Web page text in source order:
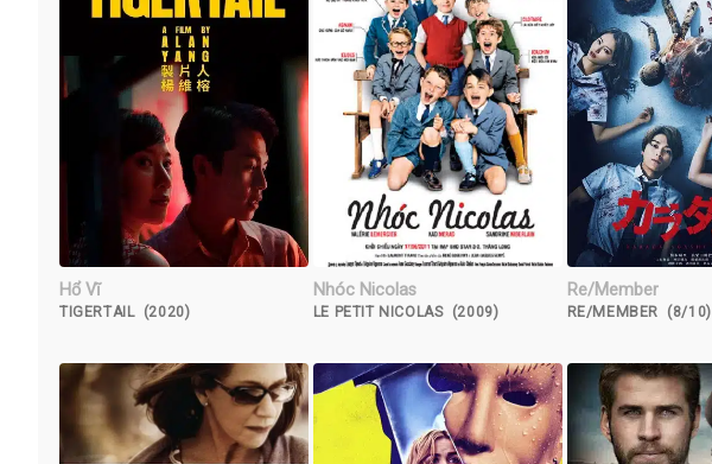
Hổ Vĩ
TIGERTAIL (2020)
Nhóc Nicolas
LE PETIT NICOLAS (2009)
Re/Member
RE/MEMBER (8/10)